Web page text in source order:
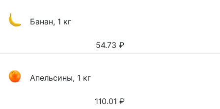
Банан, 1 кг
54.73 ₽
Апельсины, 1 кг
110.01 ₽